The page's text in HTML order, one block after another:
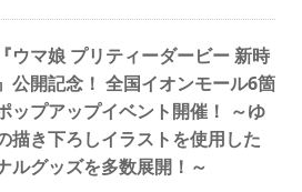
ウマ娘 プリティーダービー 新時
公開記念！ 全国イオンモール6箇
ップアップイベント開催！ ～ゆ
描き下ろしイラストを使用した
ルグッズを多数展開！～